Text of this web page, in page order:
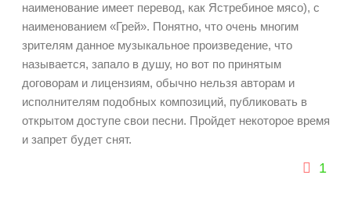
наименование имеет перевод, как Ястребиное мясо), с
наименованием «Грей». Понятно, что очень многим
зрителям данное музыкальное произведение, что
называется, запало в душу, но вот по принятым
договорам и лицензиям, обычно нельзя авторам и
исполнителям подобных композиций, публиковать в
открытом доступе свои песни. Пройдет некоторое время
и запрет будет снят.
1